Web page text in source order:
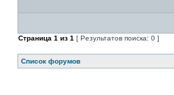
Страница 1 из 1 [ Результатов поиска: 0 ]
Список форумов